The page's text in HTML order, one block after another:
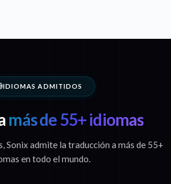
IDIOMAS ADMITIDOS
más de 55+ idiomas
Sonix admite la traducción a más de 55+
en todo el mundo.